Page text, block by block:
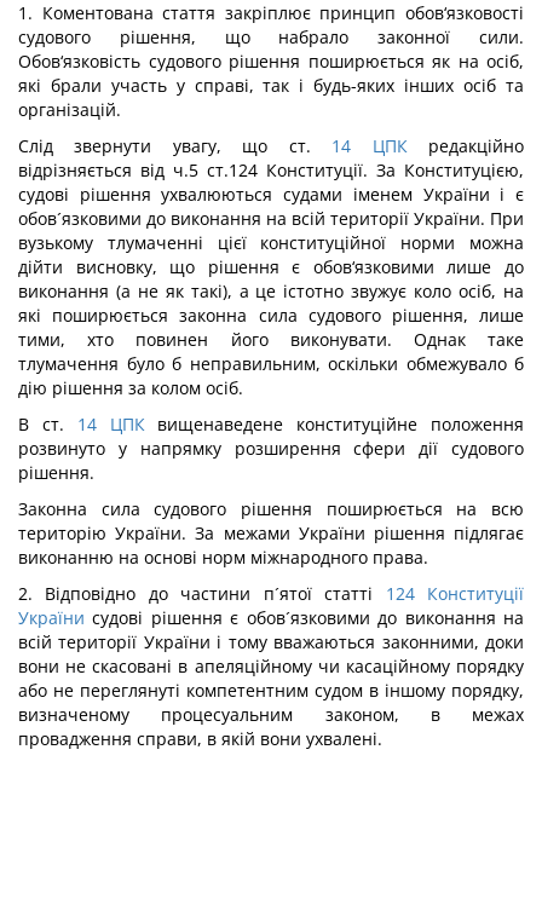
1. Коментована стаття закріплює принцип обов‘язковості
судового рішення, що набрало законної сили.
Обов‘язковість судового рішення поширюється як на осіб,
які брали участь у справі, так і будь-яких інших осіб та
організацій.
Слід звернути увагу, що ст. 14 ЦПКредакційно
відрізняється від ч.5 ст.124 Конституції. За Конституцією,
судові рішення ухвалюються судами іменем України і є
обов´язковими до виконання на всій території України. При
вузькому тлумаченні цієї конституційної норми можна
дійти висновку, що рішення є обов‘язковими лише до
виконання (а не як такі), а це істотно звужує коло осіб, на
які поширюється законна сила судового рішення, лише
тими, хто повинен його виконувати. Однак таке
тлумачення було б неправильним, оскільки обмежувало б
дію рішення за колом осіб.
В ст. 14 ЦПКвищенаведене конституційне положення
розвинуто у напрямку розширення сфери дії судового
рішення.
Законна сила судового рішення поширюється на всю
територію України. За межами України рішення підлягає
виконанню на основі норм міжнародного права.
2. Відповідно до частини п´ятої статті 124 Конституції
України судові рішення є обов´язковими до виконання на
всій території України і тому вважаються законними, доки
вони не скасовані в апеляційному чи касаційному порядку
або не переглянуті компетентним судом в іншому порядку,
визначеному процесуальним законом, в межах
провадження справи, в якій вони ухвалені.